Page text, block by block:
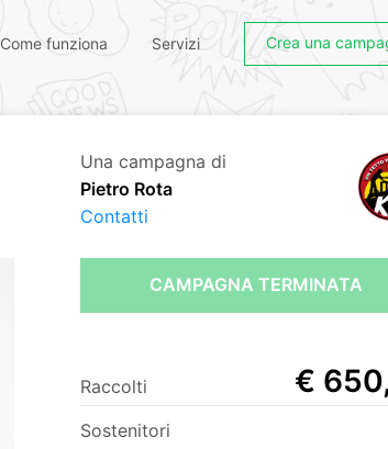
Come funziona Servizi Crea una
Una campagna di
Pietro Rota
Contatti
CAMPAGNA TERMINATA
Raccolti €
Sostenitori